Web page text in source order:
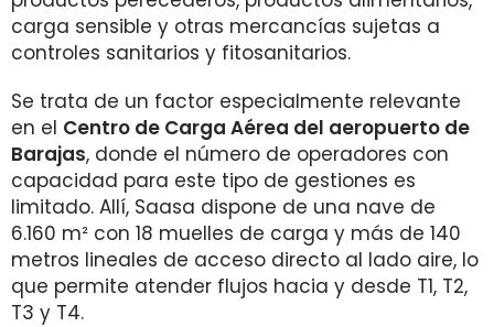
carga sensible y otras mercancías sujetas a
controles sanitarios y fitosanitarios.
Se trata de un factor especialmente relevante
en el Centro de Carga Aérea del aeropuerto de
Barajas, donde el número de operadores con
capacidad para este tipo de gestiones es
limitado. Allí, Saasa dispone de una nave de
6.160 m² con 18 muelles de carga y más de 140
metros lineales de acceso directo al lado aire, lo
que permite atender flujos hacia y desde T1, T2,
T3 y T4.